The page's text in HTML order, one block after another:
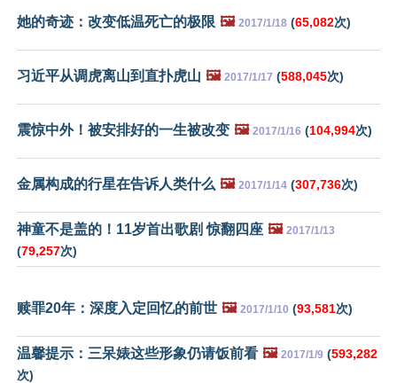
她的奇迹：改变低温死亡的极限 🖼️ 2017/1/18 (65,082次)
习近平从调虎离山到直扑虎山 🖼️ 2017/1/17 (588,045次)
震惊中外！被安排好的一生被改变 🖼️ 2017/1/16 (104,994次)
金属构成的行星在告诉人类什么 🖼️ 2017/1/14 (307,736次)
神童不是盖的！11岁首出歌剧 惊翻四座 🖼️ 2017/1/13
(79,257次)
赎罪20年：深度入定回忆的前世 🖼️ 2017/1/10 (93,581次)
温馨提示：三呆婊这些形象仍请饭前看 🖼️ 2017/1/9 (593,282
次)